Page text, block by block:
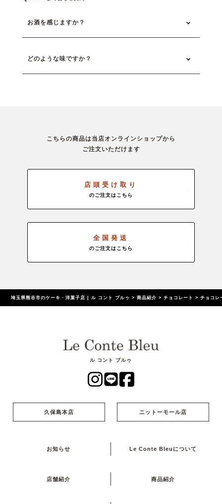
お酒を感じますか？
どのような味ですか？
こちらの商品は当店オンラインショップから
ご注文いただけます
店頭受け取り
のご注文はこちら
全国発送
のご注文はこちら
埼玉県熊谷市のケーキ・洋菓子店 | ル コント ブルゥ >商品紹介 >チョコレート >チョコレ
ル コント ブルゥ
久保島本店 ニットーモール店
お知らせ Le Conte Bleuについて
店舗紹介 商品紹介